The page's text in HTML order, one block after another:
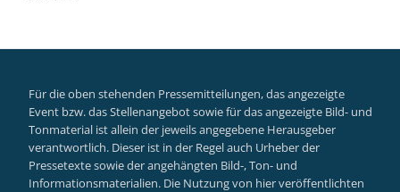
Für die oben stehenden Pressemitteilungen, das angezeigte
Event bzw. das Stellenangebot sowie für das angezeigte Bild- und
Tonmaterial ist allein der jeweils angegebene Herausgeber
verantwortlich. Dieser ist in der Regel auch Urheber der
Pressetexte sowie der angehängten Bild-, Ton- und
Informationsmaterialien. Die Nutzung von hier veröffentlichten